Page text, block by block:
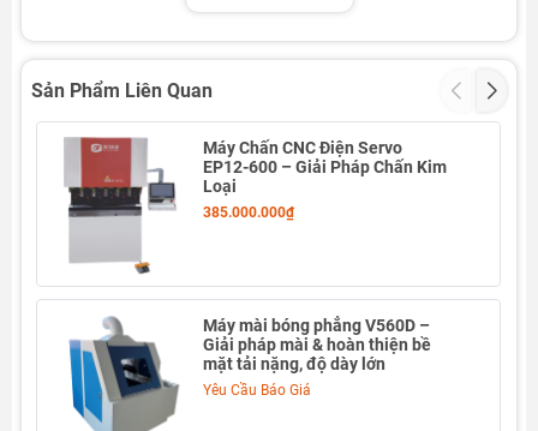
🔧 Công năng & ứng dụng
Mài phẳng, làm mịn, đánh bóng bề mặt chi tiết dài
Hoàn thiện bề mặt sau phay CNC, cắt laser, dập
Gia công inox, thép, nhôm, kim loại tấm
Phù hợp xưởng cơ khí sản xuất hàng loạt, yêu cầu tính
thẩm mỹ cao
📐 Thông số kỹ thuật máy mài bóng
phẳng
X600L
Sản Phẩm Liên Quan
Máy Chấn CNC Điện Servo
EP12-600 – Giải Pháp Chấn Kim
Loại
385.000.000₫
Máy mài bóng phẳng V560D –
Giải pháp mài & hoàn thiện bề
mặt tải nặng, độ dày lớn
Yêu Cầu Báo Giá